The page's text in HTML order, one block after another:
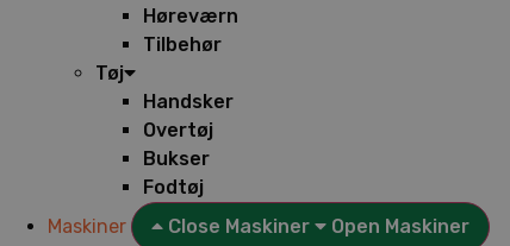
Høreværn
Tilbehør
Tøj
Handsker
Overtøj
Bukser
Fodtøj
Maskiner
Close Maskiner
Open Maskiner